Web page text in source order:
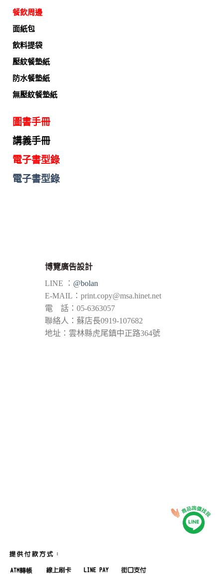
餐飲周邊
面紙包
飲料提袋
壓紋餐墊紙
防水餐墊紙
無壓紋餐墊紙
圖書手冊
講義手冊
電子書型錄
電子書型錄
博覽廣告設計
LINE ： @bolan
E-MAIL： print.copy@msa.hinet.net
電 話：05-6363057
聯絡人：蘇店長0919-107682
地址：雲林縣虎尾鎮中正路364號